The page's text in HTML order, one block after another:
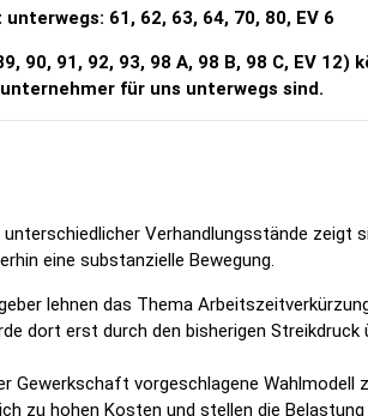
61, 62, 63, 64, 70, 80, EV 6
90, 91, 92, 93, 98 A, 98 B, 98 C, EV 12)
für uns unterwegs sind.
Verhandlungsstände zeigt
eine substanzielle Bewegung.
lehnen das Thema
dort erst durch den bisherigen Streikdruck
Gewerkschaft vorgeschlagene Wahlmodell
zu hohen Kosten und stellen die